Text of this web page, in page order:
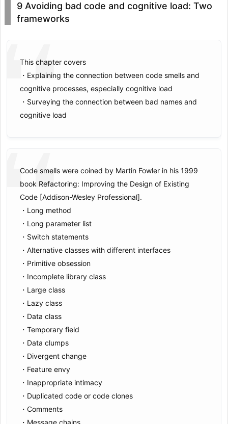
9 Avoiding bad code and cognitive load: Two
frameworks
This chapter covers
・Explaining the connection between code smells and
cognitive processes, especially cognitive load
・Surveying the connection between bad names and
cognitive load
Code smells were coined by Martin Fowler in his 1999
book Refactoring: Improving the Design of Existing
Code [Addison-Wesley Professional].
・Long method
・Long parameter list
・Switch statements
・Alternative classes with different interfaces
・Primitive obsession
・Incomplete library class
・Large class
・Lazy class
・Data class
・Temporary field
・Data clumps
・Divergent change
・Feature envy
・Inappropriate intimacy
・Duplicated code or code clones
・Comments
・Message chains